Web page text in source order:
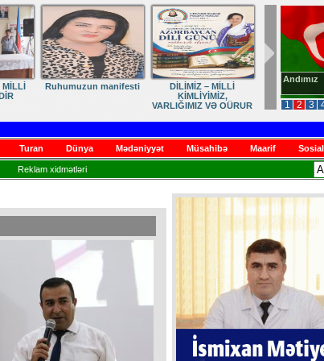
1 2 3
Andımız
MİLLİ
Ruhumuzun manifesti
DİLİMİZ – MİLLİ
KİMLİYİMİZ,
VARLIĞIMIZ VƏ QÜRUR
Turan Dünya Mədəniyyət Müsahibə Maarif
Reklam xidmətləri